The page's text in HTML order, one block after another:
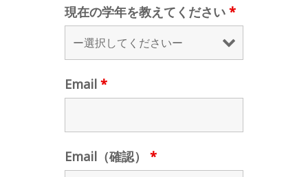
現在の学年を教えてください *
Email *
Email（確認） *